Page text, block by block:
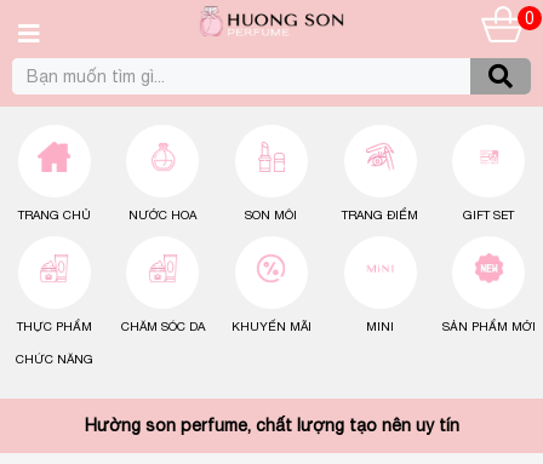
0
TRANG CHỦ NƯỚC HOA SON MÔI TRANG ĐIỂM GIFT SET
THỰC PHẨM
CHỨC NĂNG
CHĂM SÓC DA KHUYẾN MÃI MINI SẢN PHẨM MỚI
Hường son perfume, chất lượng tạo nên uy tín